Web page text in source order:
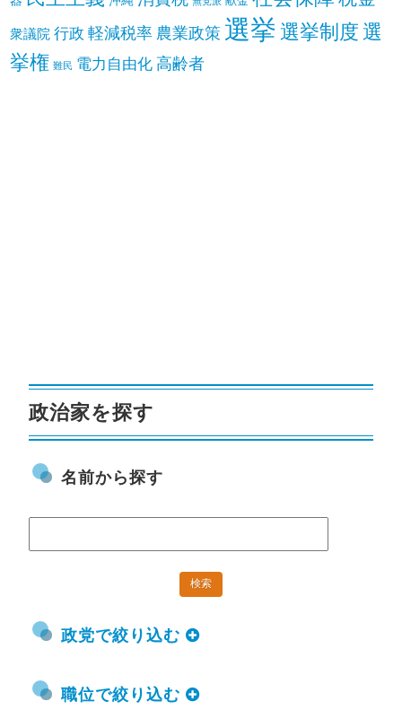
衆議院 行政 軽減税率 農業政策 選挙 選挙制度 選
挙権 難民 電力自由化 高齢者
政治家を探す
名前から探す
政党で絞り込む
職位で絞り込む